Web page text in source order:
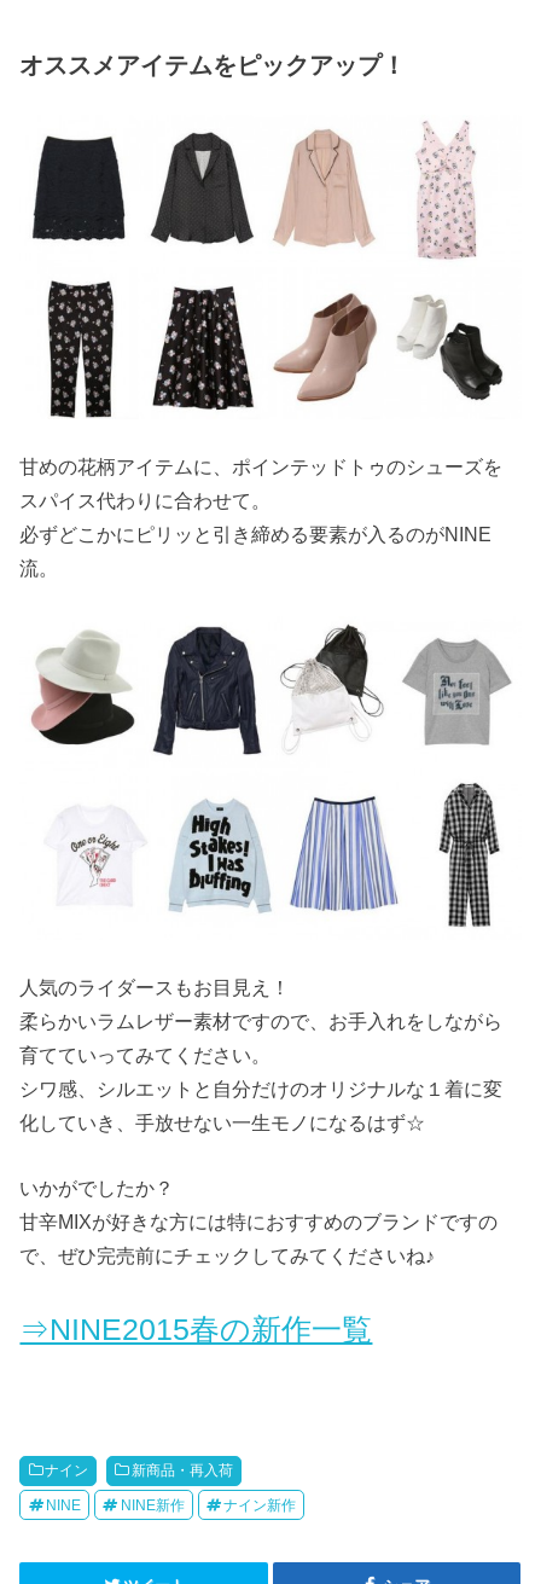
オススメアイテムをピックアップ！
甘めの花柄アイテムに、ポインテッドトゥのシューズを
スパイス代わりに合わせて。
必ずどこかにピリッと引き締める要素が入るのがNINE
流。
人気のライダースもお目見え！
柔らかいラムレザー素材ですので、お手入れをしながら
育てていってみてください。
シワ感、シルエットと自分だけのオリジナルな１着に変
化していき、手放せない一生モノになるはず☆
いかがでしたか？
甘辛MIXが好きな方には特におすすめのブランドですの
で、ぜひ完売前にチェックしてみてくださいね♪
⇒NINE2015春の新作一覧
ナイン 新商品・再入荷
NINE NINE新作 ナイン新作